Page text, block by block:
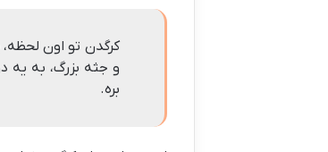
کرگدن تو اون
و جثه بزرگ، به یه
بره.